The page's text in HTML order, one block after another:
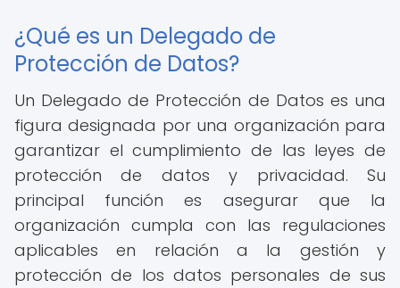
¿Qué es un Delegado de
Protección de Datos?
Un Delegado de Protección de Datos es una
figura designada por una organización para
garantizar el cumplimiento de las leyes de
protección de datos y privacidad. Su
principal función es asegurar que la
organización cumpla con las regulaciones
aplicables en relación a la gestión y
protección de los datos personales de sus